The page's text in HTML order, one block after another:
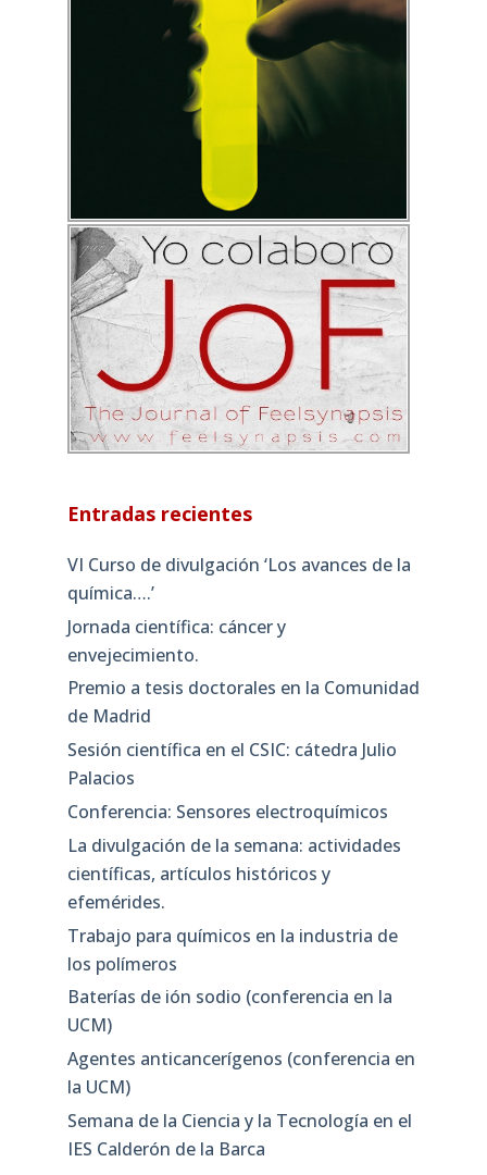
Entradas recientes
VI Curso de divulgación ‘Los avances de la
química….’
Jornada científica: cáncer y
envejecimiento.
Premio a tesis doctorales en la Comunidad
de Madrid
Sesión científica en el CSIC: cátedra Julio
Palacios
Conferencia: Sensores electroquímicos
La divulgación de la semana: actividades
científicas, artículos históricos y
efemérides.
Trabajo para químicos en la industria de
los polímeros
Baterías de ión sodio (conferencia en la
UCM)
Agentes anticancerígenos (conferencia en
la UCM)
Semana de la Ciencia y la Tecnología en el
IES Calderón de la Barca